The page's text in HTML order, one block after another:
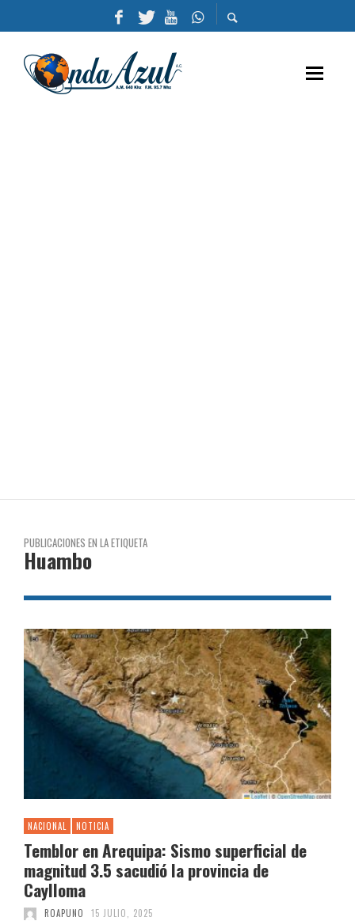
PUBLICACIONES EN LA ETIQUETA
Huambo
NACIONAL NOTICIA
Temblor en Arequipa: Sismo superficial de
magnitud 3.5 sacudió la provincia de
Caylloma
ROAPUNO 15 JULIO, 2025